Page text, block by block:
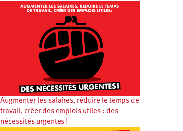
Augmenter les salaires, réduire le temps de
travail, créer des emplois utiles : des
nécessités urgentes !